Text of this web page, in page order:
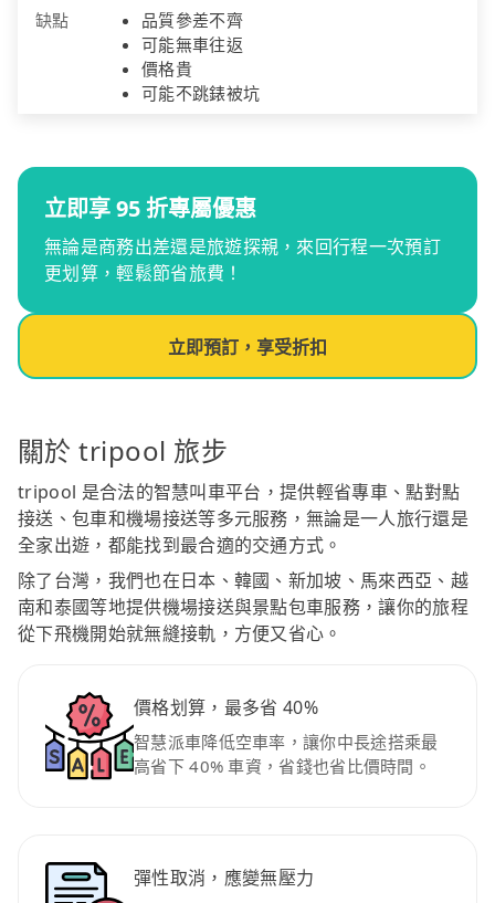
缺點
品質參差不齊
可能無車往返
價格貴
可能不跳錶被坑
立即享 95 折專屬優惠
無論是商務出差還是旅遊探親，來回行程一次預訂
更划算，輕鬆節省旅費！
立即預訂，享受折扣
關於 tripool 旅步
tripool 是合法的智慧叫車平台，提供輕省專車、點對點
接送、包車和機場接送等多元服務，無論是一人旅行還是
全家出遊，都能找到最合適的交通方式。
除了台灣，我們也在日本、韓國、新加坡、馬來西亞、越
南和泰國等地提供機場接送與景點包車服務，讓你的旅程
從下飛機開始就無縫接軌，方便又省心。
價格划算，最多省 40%
智慧派車降低空車率，讓你中長途搭乘最
高省下 40% 車資，省錢也省比價時間。
彈性取消，應變無壓力